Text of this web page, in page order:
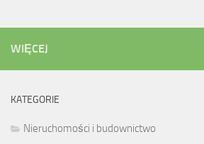
WIĘCEJ
KATEGORIE
Nieruchomości i budownictwo